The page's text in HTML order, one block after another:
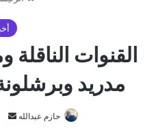
القنوات الناقلة
مدريد
حازم عبدالله